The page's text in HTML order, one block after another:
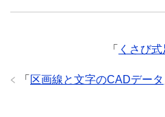
「 くさび
「 区画線と文字のCADデータ